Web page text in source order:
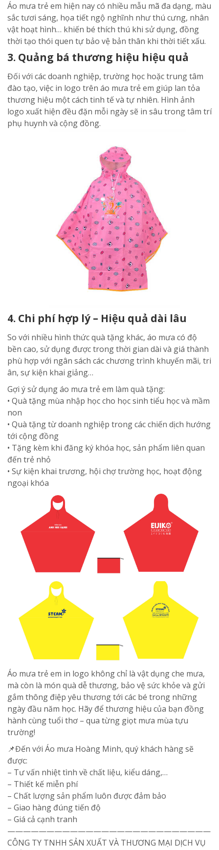
Áo mưa trẻ em hiện nay có nhiều mẫu mã đa dạng, màu
sắc tươi sáng, họa tiết ngộ nghĩnh như thú cưng, nhân
vật hoạt hình… khiến bé thích thú khi sử dụng, đồng
thời tạo thói quen tự bảo vệ bản thân khi thời tiết xấu.
3. Quảng bá thương hiệu hiệu quả
Đối với các doanh nghiệp, trường học hoặc trung tâm
đào tạo, việc in logo trên áo mưa trẻ em giúp lan tỏa
thương hiệu một cách tinh tế và tự nhiên. Hình ảnh
logo xuất hiện đều đặn mỗi ngày sẽ in sâu trong tâm trí
phụ huynh và cộng đồng.
4. Chi phí hợp lý – Hiệu quả dài lâu
So với nhiều hình thức quà tặng khác, áo mưa có độ
bền cao, sử dụng được trong thời gian dài và giá thành
phù hợp với ngân sách các chương trình khuyến mãi, tri
ân, sự kiện khai giảng…
Gợi ý sử dụng áo mưa trẻ em làm quà tặng:
• Quà tặng mùa nhập học cho học sinh tiểu học và mầm
non
• Quà tặng từ doanh nghiệp trong các chiến dịch hướng
tới cộng đồng
• Tặng kèm khi đăng ký khóa học, sản phẩm liên quan
đến trẻ nhỏ
• Sự kiện khai trương, hội chợ trường học, hoạt động
ngoại khóa
Áo mưa trẻ em in logo không chỉ là vật dụng che mưa,
mà còn là món quà dễ thương, bảo vệ sức khỏe và gửi
gắm thông điệp yêu thương tới các bé trong những
ngày đầu năm học. Hãy để thương hiệu của bạn đồng
hành cùng tuổi thơ – qua từng giọt mưa mùa tựu
trường!
📌Đến với Áo mưa Hoàng Minh, quý khách hàng sẽ
được:
– Tư vấn nhiệt tình về chất liệu, kiểu dáng,…
– Thiết kế miễn phí
– Chất lượng sản phẩm luôn được đảm bảo
– Giao hàng đúng tiến độ
– Giá cả cạnh tranh
——————————————————————————
CÔNG TY TNHH SẢN XUẤT VÀ THƯƠNG MẠI DỊCH VỤ